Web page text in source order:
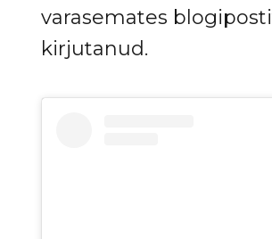
varasemates
kirjutanud.